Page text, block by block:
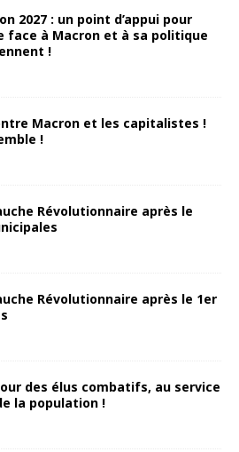
2027 : un point d’appui pour
face à Macron et à sa politique
!
Macron et les capitalistes !
!
Révolutionnaire après le
Révolutionnaire après le 1er
des élus combatifs, au service
la population !